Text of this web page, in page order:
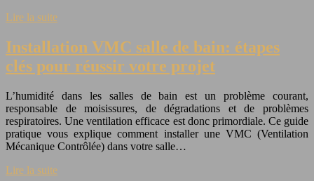
Lire la suite
Installation VMC salle de bain: étapes
clés pour réussir votre projet
L’humidité dans les salles de bain est un problème courant,
responsable de moisissures, de dégradations et de problèmes
respiratoires. Une ventilation efficace est donc primordiale. Ce guide
pratique vous explique comment installer une VMC (Ventilation
Mécanique Contrôlée) dans votre salle…
Lire la suite